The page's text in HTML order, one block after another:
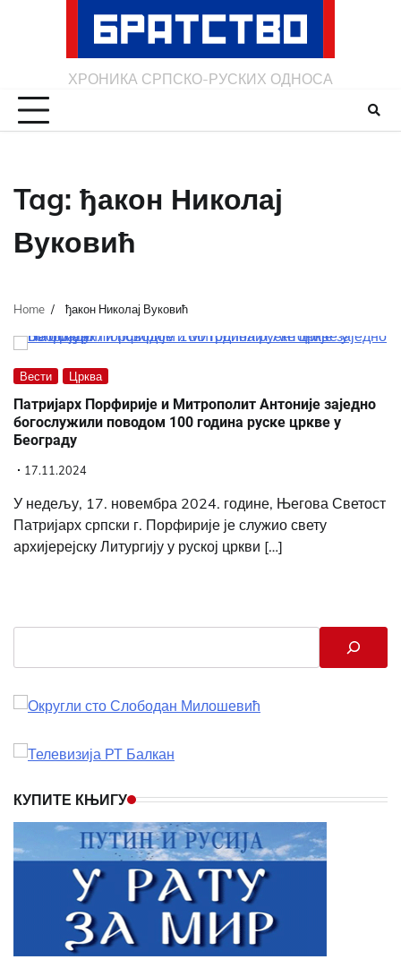
ХРОНИКА СРПСКО-РУСКИХ ОДНОСА
Tag: ђакон Николај
Вуковић
Home ђакон Николај Вуковић
Вести Црква
Патријарх Порфирије и Митрополит Антоније заједно
богослужили поводом 100 година руске цркве у
Београду
17.11.2024
У недељу, 17. новембра 2024. године, Његова Светост
Патријарх српски г. Порфирије је служио свету
архијерејску Литургију у руској цркви […]
КУПИТЕ КЊИГУ